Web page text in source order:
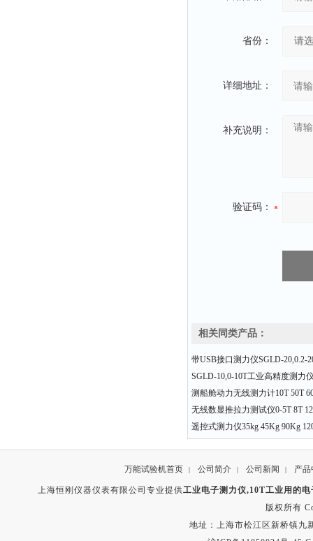
省份：
详细地址：
补充说明：
验证码：
相关同类产品：
带USB接口测力仪SGLD-20,0.2-
SGLD-10,0-10T工业高精度测力
测船舱动力无线测力计10T 50T
无线数显推拉力测试仪0-5T 8T
遥控式测力仪35kg 45Kg 90Kg
万能试验机首页 | 公司简介 | 公司新闻 | 产品
上海恒刚仪器仪表有限公司专业提供工业电子测力仪,10T工业用的电
版权所有
地址：上海市松江区新桥镇九